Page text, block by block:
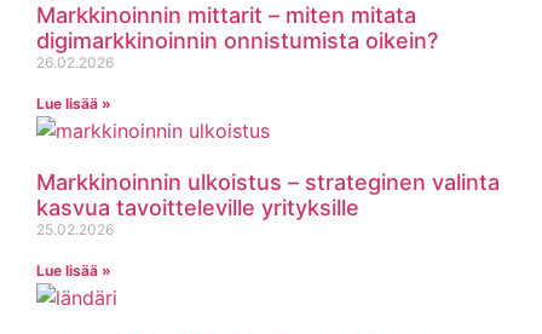
Markkinoinnin mittarit – miten mitata
digimarkkinoinnin onnistumista oikein?
26.02.2026
Lue lisää »
Markkinoinnin ulkoistus – strateginen valinta
kasvua tavoitteleville yrityksille
25.02.2026
Lue lisää »